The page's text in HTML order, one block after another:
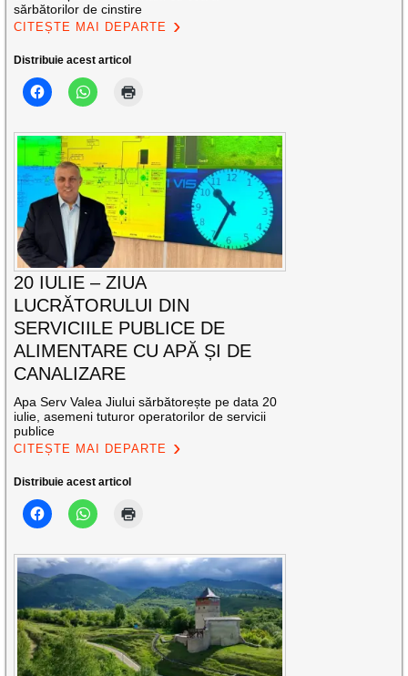
sărbătorilor de cinstire
CITEȘTE MAI DEPARTE
Distribuie acest articol
20 IULIE – ZIUA
LUCRĂTORULUI DIN
SERVICIILE PUBLICE DE
ALIMENTARE CU APĂ ȘI DE
CANALIZARE
Apa Serv Valea Jiului sărbătorește pe data 20
iulie, asemeni tuturor operatorilor de servicii
publice
CITEȘTE MAI DEPARTE
Distribuie acest articol